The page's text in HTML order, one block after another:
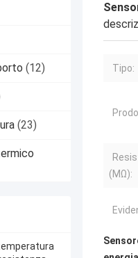
(12)
(23)
Tipo:
(MΩ):